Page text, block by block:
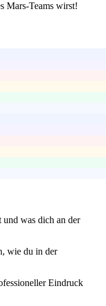
Mars-Teams wirst!
und was dich an der
wie du in der
Eindruck